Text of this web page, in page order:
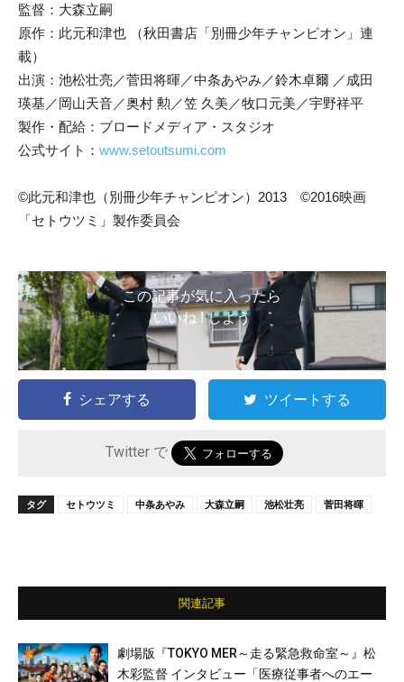
監督：大森立嗣
原作：此元和津也 （秋田書店「別冊少年チャンピオン」連
載）
出演：池松壮亮／菅田将暉／中条あやみ／鈴木卓爾 ／成田
瑛基／岡山天音／奥村 勲／笠 久美／牧口元美／宇野祥平
製作・配給：ブロードメディア・スタジオ
公式サイト： www.setoutsumi.com
©此元和津也（別冊少年チャンピオン）2013 ©2016映画
「セトウツミ」製作委員会
この記事が気に入ったら
いいね ! しよう
シェアする ツイートする
Twitter で
タグ セトウツミ 中条あやみ 大森立嗣 池松壮亮 菅田将暉
関連記事
劇場版『TOKYO MER～走る緊急救命室～』松
木彩監督 インタビュー「医療従事者へのエー